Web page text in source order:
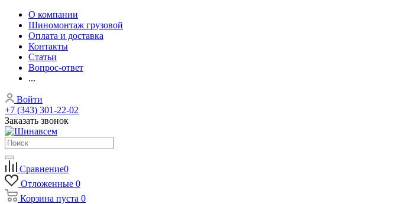
О компании
Шиномонтаж грузовой
Оплата и доставка
Контакты
Статьи
Вопрос-ответ
...
Войти
+7 (343) 301-22-02
Заказать звонок
Сравнение0
Отложенные 0
Корзина пуста 0